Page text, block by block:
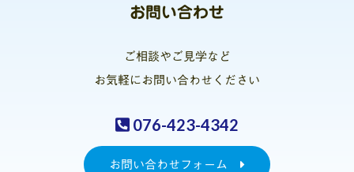
お問い合わせ
ご相談やご見学など
お気軽にお問い合わせください
076-423-4342
お問い合わせフォーム